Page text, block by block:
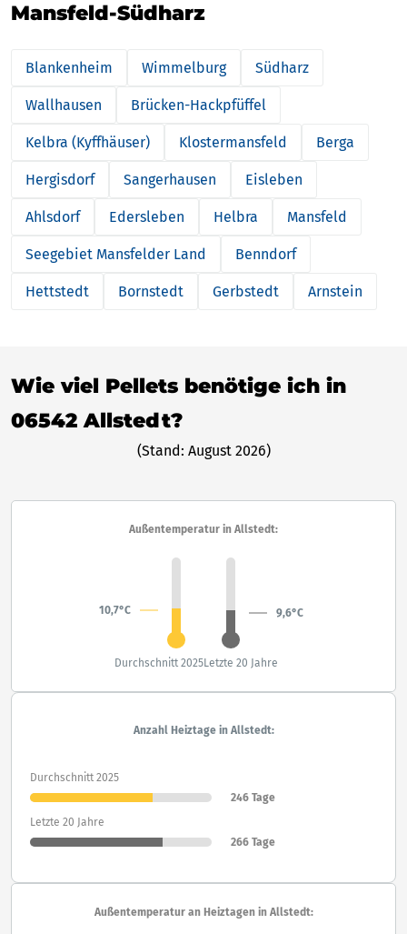
Mansfeld-Südharz
Blankenheim Wimmelburg Südharz
Wallhausen Brücken-Hackpfüffel
Kelbra (Kyffhäuser) Klostermansfeld Berga
Hergisdorf Sangerhausen Eisleben
Ahlsdorf Edersleben Helbra Mansfeld
Seegebiet Mansfelder Land Benndorf
Hettstedt Bornstedt Gerbstedt Arnstein
Wie viel Pellets benötige ich in
06542 Allstedt?
(Stand: August 2026)
Außentemperatur in Allstedt:
10,7°C 9,6°C
Durchschnitt 2025Letzte 20 Jahre
Anzahl Heiztage in Allstedt:
Durchschnitt 2025
246 Tage
Letzte 20 Jahre
266 Tage
Außentemperatur an Heiztagen in Allstedt: